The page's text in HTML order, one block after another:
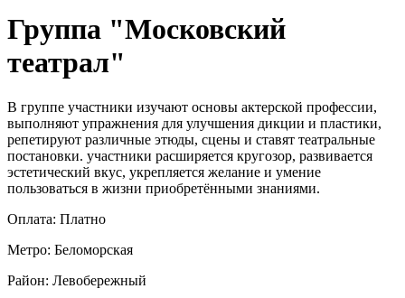
Группа "Московский
театрал"
В группе участники изучают основы актерской профессии,
выполняют упражнения для улучшения дикции и пластики,
репетируют различные этюды, сцены и ставят театральные
постановки. участники расширяется кругозор, развивается
эстетический вкус, укрепляется желание и умение
пользоваться в жизни приобретёнными знаниями.
Оплата: Платно
Метро: Беломорская
Район: Левобережный